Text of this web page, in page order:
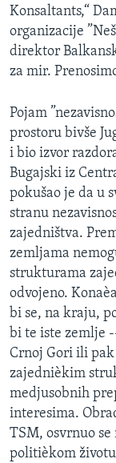
INTERVJU
Konsaltants,“
organizacije
direktor
za mir.
Pojam
prostoru bivše
i bio izvor
Bugajski iz
pokušao je da u
stranu
zajedništva.
zemljama
strukturama
odvojeno.
bi se, na kraju,
bi te iste zemlje
Crnoj Gori ili pak
zajednièkim
medjusobnih
interesima.
TSM, osvrnuo
politièkom